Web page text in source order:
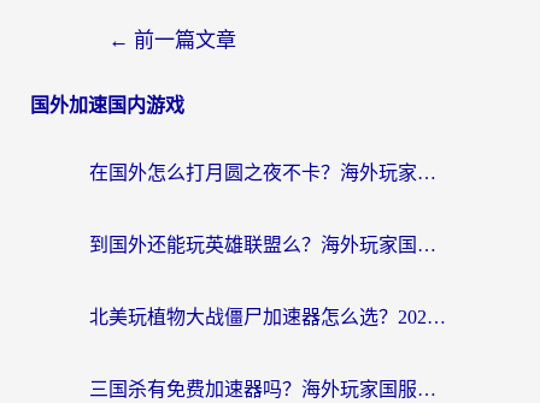
← 前一篇文章
国外加速国内游戏
在国外怎么打月圆之夜不卡？海外玩家国服游戏加速终极指南（附巴西英国游戏适配方案）
到国外还能玩英雄联盟么？海外玩家国服游戏畅玩终极指南
北美玩植物大战僵尸加速器怎么选？2026海外党必看的国服游戏加速指南
三国杀有免费加速器吗？海外玩家国服畅玩终极指南（附泰国南非专属解决方案）